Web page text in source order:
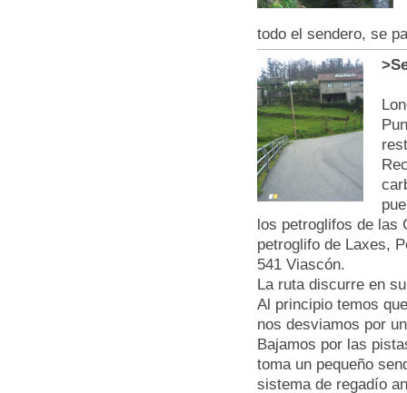
todo el sendero, se
los petroglifos de las
petroglifo de Laxes,
541 Viascón.
La ruta discurre en
Al principio temos
nos desviamos por
Bajamos por las
toma un pequeño
sistema de regadío